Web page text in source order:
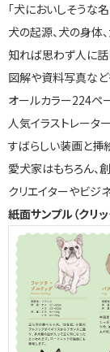
「犬においしそうな
犬の起源、犬の身体
知れば思わず人に話
図解や資料写真な
オールカラー224ペ
人気イラストレータ
すばらしい装画と挿
愛犬家はもちろん、
クリエイターやビジ
紙面サンプル（クリッ